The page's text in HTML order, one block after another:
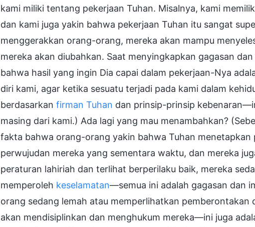
kami miliki tentang pekerjaan Tuhan. Misalnya, kami
dan kami juga yakin bahwa pekerjaan Tuhan itu sangat
menggerakkan orang-orang, mereka akan mampu
mereka akan diubahkan. Saat menyingkapkan gagasan
bahwa hasil yang ingin Dia capai dalam pekerjaan-Nya
diri kami, agar ketika sesuatu terjadi pada kami dalam
berdasarkan firman Tuhan dan prinsip-prinsip
masing dari kami.) Ada lagi yang mau menambahkan?
fakta bahwa orang-orang yakin bahwa Tuhan menetapkan
perwujudan mereka yang sementara waktu, dan mereka
peraturan lahiriah dan terlihat berperilaku baik, mereka
memperoleh keselamatan—semua ini adalah gagasan dan
orang sedang lemah atau memperlihatkan pemberontakan
akan mendisiplinkan dan menghukum mereka—ini juga